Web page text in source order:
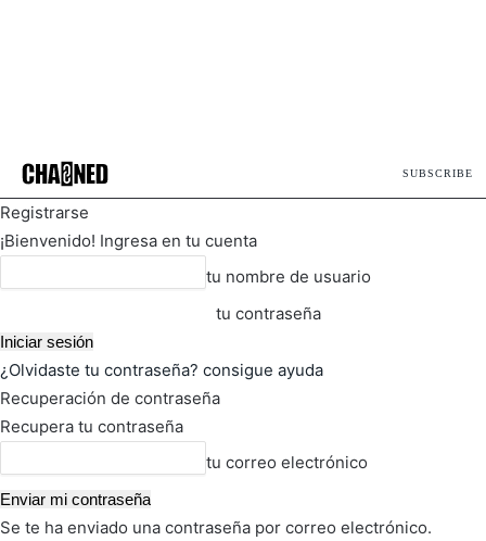
SUBSCRIBE
Registrarse
¡Bienvenido! Ingresa en tu cuenta
tu nombre de usuario
tu contraseña
¿Olvidaste tu contraseña? consigue ayuda
Recuperación de contraseña
Recupera tu contraseña
tu correo electrónico
Se te ha enviado una contraseña por correo electrónico.